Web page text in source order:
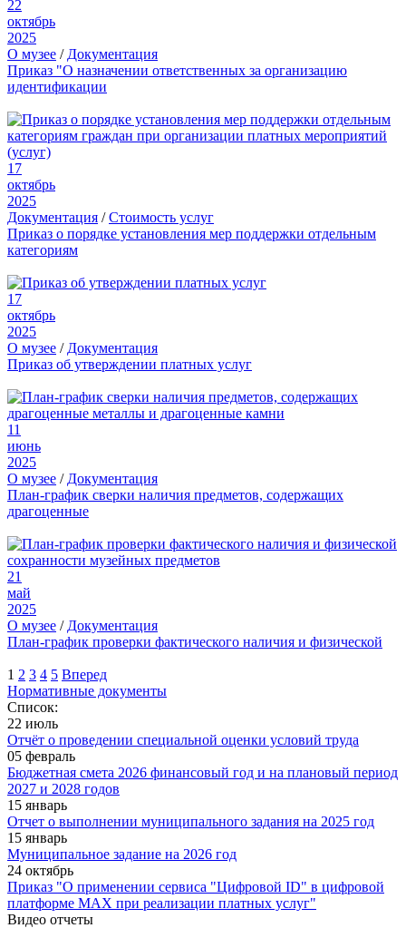
22
октябрь
2025
О музее / Документация
Приказ "О назначении ответственных за организацию
идентификации
17
октябрь
2025
Документация /Стоимость услуг
Приказ о порядке установления мер поддержки отдельным
категориям
17
октябрь
2025
О музее / Документация
Приказ об утверждении платных услуг
11
июнь
2025
О музее / Документация
План-график сверки наличия предметов, содержащих
драгоценные
21
май
2025
О музее / Документация
План-график проверки фактического наличия и физической
1 2 3 4 5 Вперед
Нормативные документы
Список:
22 июль
Отчёт о проведении специальной оценки условий труда
05 февраль
Бюджетная смета 2026 финансовый год и на плановый период
2027 и 2028 годов
15 январь
Отчет о выполнении муниципального задания на 2025 год
15 январь
Муниципальное задание на 2026 год
24 октябрь
Приказ "О применении сервиса "Цифровой ID" в цифровой
платформе МАХ при реализации платных услуг"
Видео отчеты